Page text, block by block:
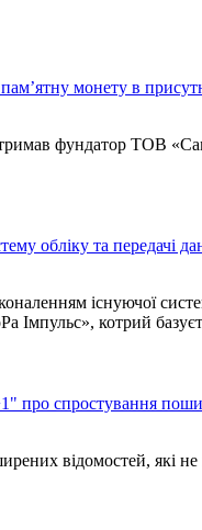
монету в
фундатор ТОВ
обліку та передачі
існуючої
Імпульс», котрий
про спростування
відомостей, які не